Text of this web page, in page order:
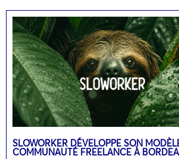
SLOWORKER DÉVELOPPE SON
COMMUNAUTÉ FREELANCE À